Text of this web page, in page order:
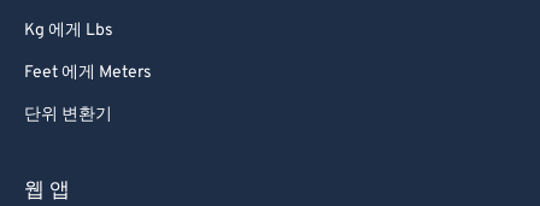
Kg 에게 Lbs
Feet 에게 Meters
단위 변환기
웹 앱